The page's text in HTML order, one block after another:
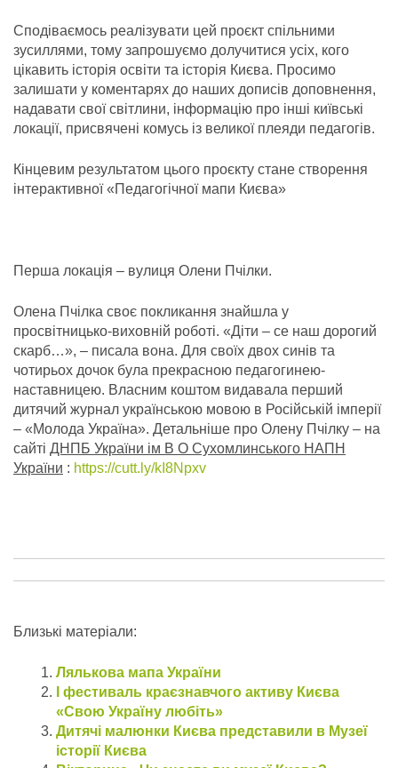
Сподіваємось реалізувати цей проєкт спільними
зусиллями, тому запрошуємо долучитися усіх, кого
цікавить історія освіти та історія Києва. Просимо
залишати у коментарях до наших дописів доповнення,
надавати свої світлини, інформацію про інші київські
локації, присвячені комусь із великої плеяди педагогів.
Кінцевим результатом цього проєкту стане створення
інтерактивної «Педагогічної мапи Києва»
Перша локація – вулиця Олени Пчілки.
Олена Пчілка своє покликання знайшла у
просвітницько-виховній роботі. «Діти – се наш дорогий
скарб…», – писала вона. Для своїх двох синів та
чотирьох дочок була прекрасною педагогинею-
наставницею. Власним коштом видавала перший
дитячий журнал українською мовою в Російській імперії
– «Молода Україна». Детальніше про Олену Пчілку – на
сайті ДНПБ України ім В О Сухомлинського НАПН
України : https://cutt.ly/kI8Npxv
Близькі матеріали:
Лялькова мапа України
І фестиваль краєзнавчого активу Києва
«Свою Україну любіть»
Дитячі малюнки Києва представили в Музеї
історії Києва